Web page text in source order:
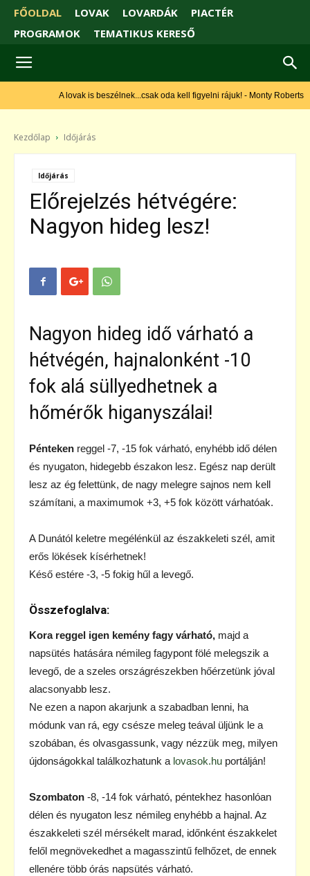
FŐOLDAL LOVAK LOVARDÁK
PIACTÉR
PROGRAMOK
TEMATIKUS KERESŐ
A lovak is beszélnek...csak oda kell figyelni rájuk! - Monty Roberts
Kezdőlap Időjárás
Időjárás
Előrejelzés hétvégére:
Nagyon hideg lesz!
Nagyon hideg idő várható a
hétvégén, hajnalonként -10
fok alá süllyedhetnek a
hőmérők higanyszálai!
Pénteken reggel -7, -15 fok várható, enyhébb idő délen
és nyugaton, hidegebb északon lesz. Egész nap derült
lesz az ég felettünk, de nagy melegre sajnos nem kell
számítani, a maximumok +3, +5 fok között várhatóak.
A Dunától keletre megélénkül az északkeleti szél, amit
erős lökések kísérhetnek!
Késő estére -3, -5 fokig hűl a levegő.
Összefoglalva:
Kora reggel igen kemény fagy várható, majd a
napsütés hatására némileg fagypont fölé melegszik a
levegő, de a szeles országrészekben hőérzetünk jóval
alacsonyabb lesz.
Ne ezen a napon akarjunk a szabadban lenni, ha
módunk van rá, egy csésze meleg teával üljünk le a
szobában, és olvasgassunk, vagy nézzük meg, milyen
újdonságokkal találkozhatunk a lovasok.hu portálján!
Szombaton -8, -14 fok várható, péntekhez hasonlóan
délen és nyugaton lesz némileg enyhébb a hajnal. Az
északkeleti szél mérsékelt marad, időnként északkelet
felől megnövekedhet a magasszintű felhőzet, de ennek
ellenére több órás napsütés várható.